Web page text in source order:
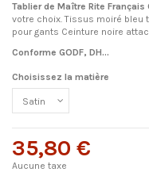
Tablier de Maître Rite Français
votre choix. Tissus moiré bleu
pour gants Ceinture noire
Conforme GODF, DH...
Choisissez la matière
35,80 €
Aucune taxe